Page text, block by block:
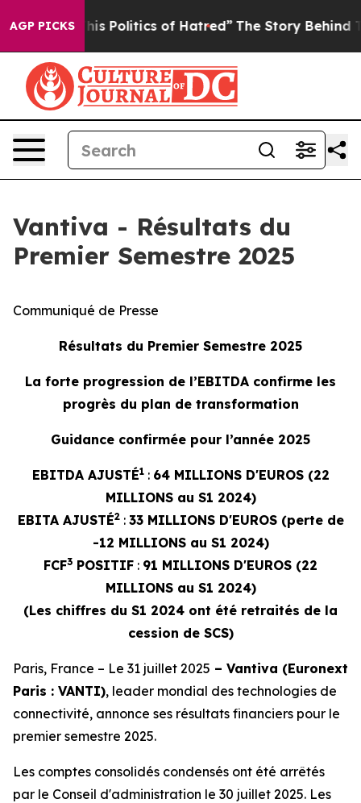
AGP PICKS
Politics of Hatred” The Story Behind Trump’s
Vantiva - Résultats du
Premier Semestre 2025
Communiqué de Presse
Résultats du Premier Semestre 2025
La forte progression de l’EBITDA confirme les
progrès du plan de transformation
Guidance confirmée pour l’année 2025
EBITDA AJUSTÉ1: 64 MILLIONS D'EUROS (22
MILLIONS au S1 2024)
EBITA AJUSTÉ2 : 33 MILLIONS D'EUROS (perte de
-12 MILLIONS au S1 2024)
FCF3 POSITIF : 91 MILLIONS D'EUROS (22
MILLIONS au S1 2024)
(Les chiffres du S1 2024 ont été retraités de la
cession de SCS)
Paris, France – Le 31 juillet 2025 – Vantiva (Euronext
Paris : VANTI), leader mondial des technologies de
connectivité, annonce ses résultats financiers pour le
premier semestre 2025.
Les comptes consolidés condensés ont été arrêtés
par le Conseil d'administration le 30 juillet 2025. Les